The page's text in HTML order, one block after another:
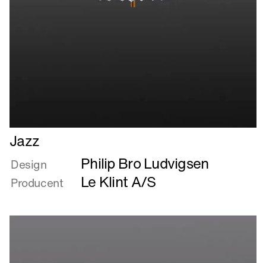
Læs
mere
om
Jazz
Jazz
Design Philip Bro Ludvigsen
Producent Le Klint A/S